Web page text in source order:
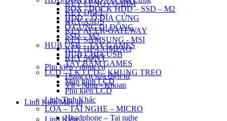
BOX / DOCK HDD – SSD – M2
HDD – Ổ ĐĨA CỨNG
Ổ CỨNG DI ĐỘNG
SSD – M2
HUB USB – TAY GAMES
HUB CHIA USB
TAY BẤM GAMES
LCD – LK LCD – KHUNG TREO
Màn hình LCD
Phụ kiện LCD
Linh Tinh Khác
LOA – TAI NGHE – MICRO
Headphone – Tai nghe
KEY LENOVO-IBM
KEY DELL
KEY ASUS
KEY ACER-GATEWAY
KEY SAMSUNG - MSI
KEY HP-COMPAQ
KEY SONY
Phụ kiện - dụng cụ
Dụng cụ sửa điện tử
Vít - Nhíp - Khoan
Linh Kiện Máy In